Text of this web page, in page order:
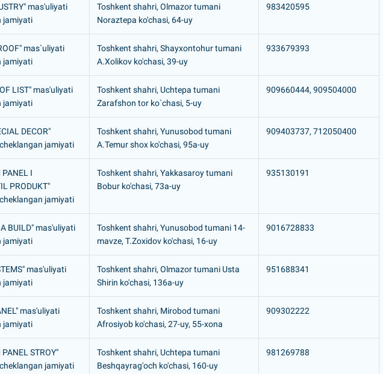
mas'uliyati
jamiyati
Toshkent shahri, Olmazor tumani
Noraztepa ko'chasi, 64-uy
983420595
mas`uliyati
jamiyati
Toshkent shahri, Shayxontohur tumani
A.Xolikov ko'chasi, 39-uy
933679393
LIST" mas'uliyati
jamiyati
Toshkent shahri, Uchtepa tumani
Zarafshon tor ko`chasi, 5-uy
909660444, 909504000
DECOR"
jamiyati
Toshkent shahri, Yunusobod tumani
A.Temur shox ko'chasi, 95a-uy
909403737, 712050400
PANEL I
PRODUKT"
jamiyati
Toshkent shahri, Yakkasaroy tumani
Bobur ko'chasi, 73a-uy
935130191
BUILD" mas'uliyati
jamiyati
Toshkent shahri, Yunusobod tumani 14-
mavze, T.Zoxidov ko'chasi, 16-uy
9016728833
mas'uliyati
jamiyati
Toshkent shahri, Olmazor tumani Usta
Shirin ko'chasi, 136a-uy
951688341
mas'uliyati
jamiyati
Toshkent shahri, Mirobod tumani
Afrosiyob ko'chasi, 27-uy, 55-xona
909302222
PANEL STROY"
jamiyati
Toshkent shahri, Uchtepa tumani
Beshqayrag'och ko'chasi, 160-uy
981269788